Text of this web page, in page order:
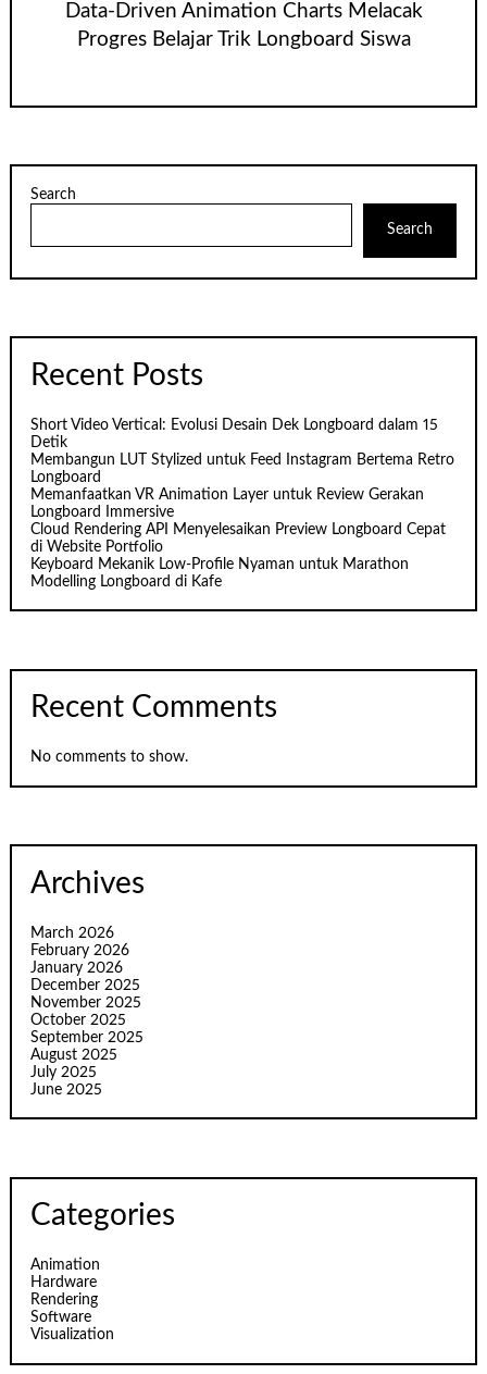
Data‑Driven Animation Charts Melacak
Progres Belajar Trik Longboard Siswa
Search
Search
Recent Posts
Short Video Vertical: Evolusi Desain Dek Longboard dalam 15
Detik
Membangun LUT Stylized untuk Feed Instagram Bertema Retro
Longboard
Memanfaatkan VR Animation Layer untuk Review Gerakan
Longboard Immersive
Cloud Rendering API Menyelesaikan Preview Longboard Cepat
di Website Portfolio
Keyboard Mekanik Low‑Profile Nyaman untuk Marathon
Modelling Longboard di Kafe
Recent Comments
No comments to show.
Archives
March 2026
February 2026
January 2026
December 2025
November 2025
October 2025
September 2025
August 2025
July 2025
June 2025
Categories
Animation
Hardware
Rendering
Software
Visualization